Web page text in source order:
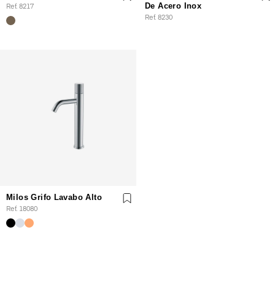
Ref. 8217
De Acero Inox
Ref. 8230
Milos Grifo Lavabo Alto
Ref. 18080